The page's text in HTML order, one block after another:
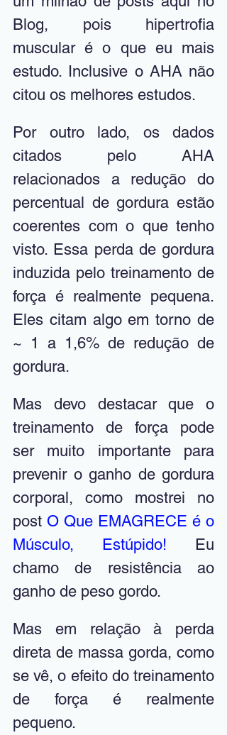
Blog, pois hipertrofia
muscular é o que eu mais
estudo. Inclusive o AHA não
citou os melhores estudos.
Por outro lado, os dados
citados pelo AHA
relacionados a redução do
percentual de gordura estão
coerentes com o que tenho
visto. Essa perda de gordura
induzida pelo treinamento de
força é realmente pequena.
Eles citam algo em torno de
~ 1 a 1,6% de redução de
gordura.
Mas devo destacar que o
treinamento de força pode
ser muito importante para
prevenir o ganho de gordura
corporal, como mostrei no
post O Que EMAGRECE é o
Músculo, Estúpido!
Eu
chamo de resistência ao
ganho de peso gordo.
Mas em relação à perda
direta de massa gorda, como
se vê, o efeito do treinamento
de força é realmente
pequeno.